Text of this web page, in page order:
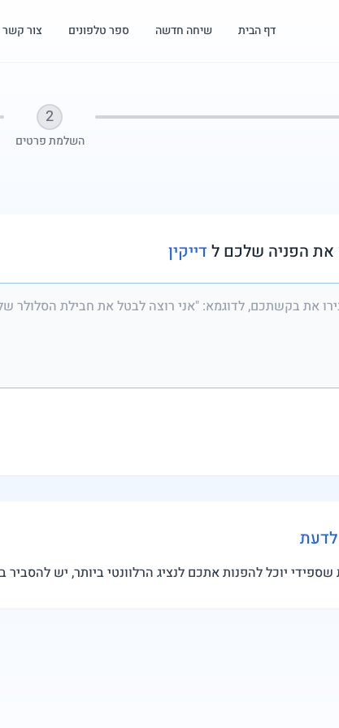
צור קשר ספר טלפונים שיחה חדשה דף הבית
2
השלמת פרטים
את הפניה שלכם ל דייקין
שספידי יוכל להפנות אתכם לנציג הרלוונטי ביותר, יש